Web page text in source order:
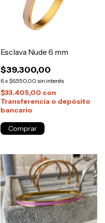
Esclava Nude 6 mm
$39.300,00
6 x $6.550,00 sin interés
$33.405,00 con
Transferencia o depósito
bancario